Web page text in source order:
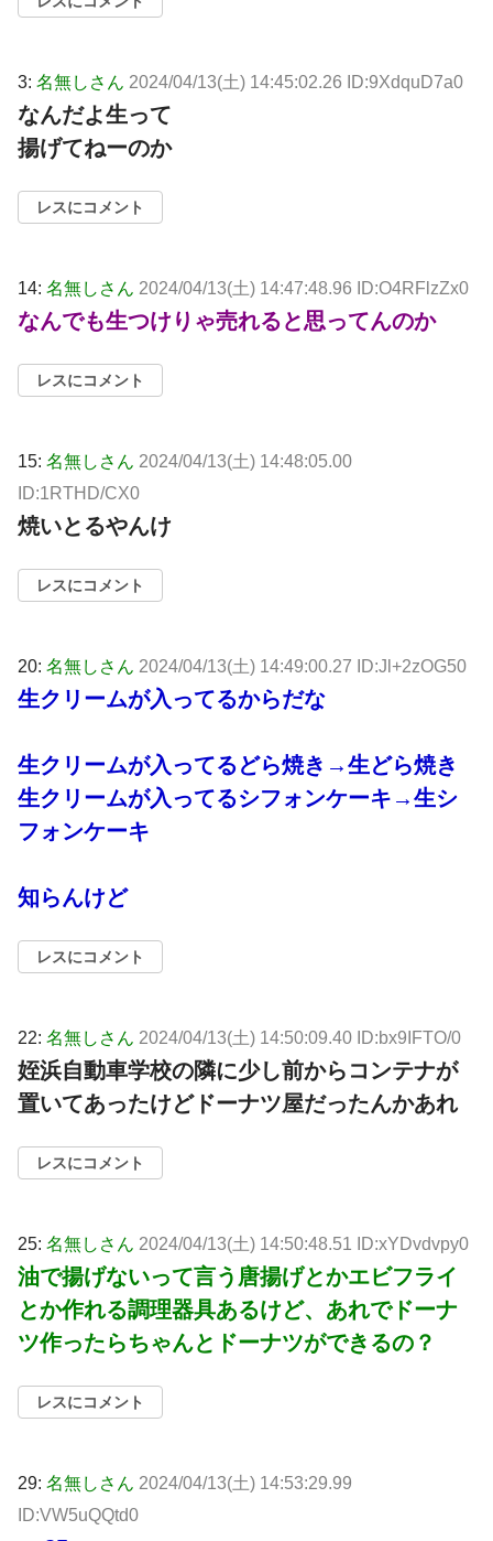
3: 名無しさん 2024/04/13(土) 14:45:02.26 ID:9XdquD7a0
なんだよ生って
揚げてねーのか
レスにコメント
14: 名無しさん 2024/04/13(土) 14:47:48.96 ID:O4RFlzZx0
なんでも生つけりゃ売れると思ってんのか
レスにコメント
15: 名無しさん 2024/04/13(土) 14:48:05.00
ID:1RTHD/CX0
焼いとるやんけ
レスにコメント
20: 名無しさん 2024/04/13(土) 14:49:00.27 ID:Jl+2zOG50
生クリームが入ってるからだな
生クリームが入ってるどら焼き→生どら焼き
生クリームが入ってるシフォンケーキ→生シ
フォンケーキ
知らんけど
レスにコメント
22: 名無しさん 2024/04/13(土) 14:50:09.40 ID:bx9IFTO/0
姪浜自動車学校の隣に少し前からコンテナが
置いてあったけどドーナツ屋だったんかあれ
レスにコメント
25: 名無しさん 2024/04/13(土) 14:50:48.51 ID:xYDvdvpy0
油で揚げないって言う唐揚げとかエビフライ
とか作れる調理器具あるけど、あれでドーナ
ツ作ったらちゃんとドーナツができるの？
レスにコメント
29: 名無しさん 2024/04/13(土) 14:53:29.99
ID:VW5uQQtd0